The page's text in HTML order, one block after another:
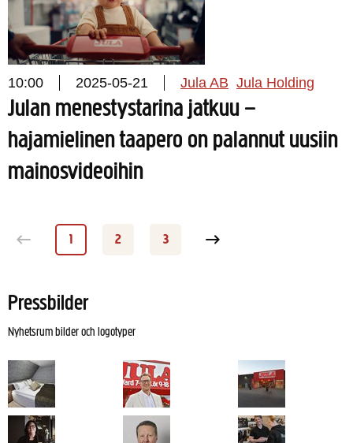
10:00 2025-05-21 Jula AB Jula Holding
Julan menestystarina jatkuu –
hajamielinen taapero on palannut uusiin
mainosvideoihin
Sida
1 2 3
Nästa sida
Pressbilder
Nyhetsrum bilder och logotyper